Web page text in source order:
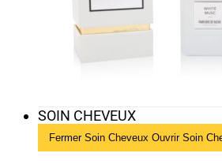
SOIN CHEVEUX
Fermer Soin Cheveux Ouvrir Soin